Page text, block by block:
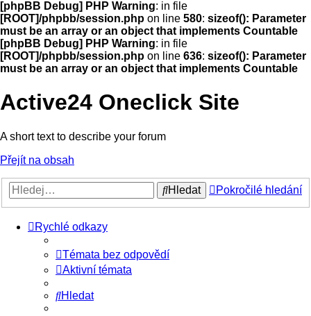
[phpBB Debug] PHP Warning: in file
[ROOT]/phpbb/session.php on line 580: sizeof(): Parameter
must be an array or an object that implements Countable
[phpBB Debug] PHP Warning: in file
[ROOT]/phpbb/session.php on line 636: sizeof(): Parameter
must be an array or an object that implements Countable
Active24 Oneclick Site
A short text to describe your forum
Přejít na obsah
Hledat Pokročilé hledání
Rychlé odkazy
Témata bez odpovědí
Aktivní témata
Hledat